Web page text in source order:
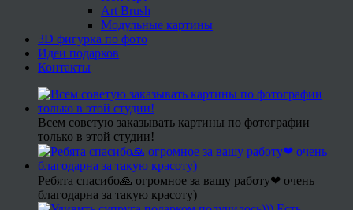
Art Brush
Модульные картины
3D фигурка по фото
Идеи подарков
Контакты
Всем советую заказывать картины по фотографии
только в этой студии!
Ребята спасибо🙏 огромное за вашу работу❤ очень
благодарна за такую красоту)